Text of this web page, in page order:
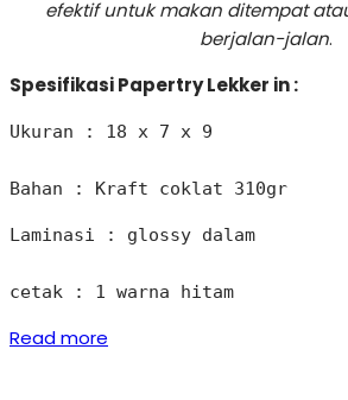
efektif untuk makan ditempat
berjalan-jalan.
Spesifikasi Papertry Lekker in :
Ukuran : 18 x 7 x 9
Bahan : Kraft coklat 310gr
Laminasi : glossy dalam
cetak : 1 warna hitam
Read more